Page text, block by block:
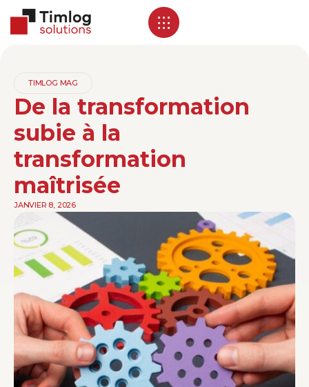
TIMLOG MAG
De la transformation
subie à la
transformation
maîtrisée
JANVIER 8, 2026